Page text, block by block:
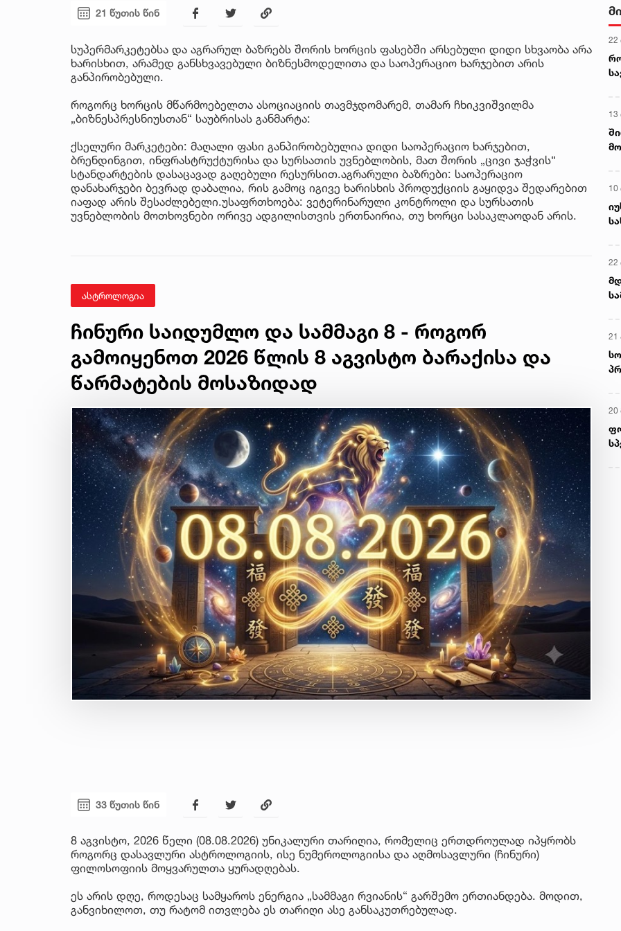
21 წუთის წინ
სუპერმარკეტებსა და აგრარულ ბაზრებს შორის ხორცის ფასებში არსებული დიდი სხვაობა არა
ხარისხით, არამედ განსხვავებული ბიზნესმოდელითა და საოპერაციო ხარჯებით არის
განპირობებული.
როგორც ხორცის მწარმოებელთა ასოციაციის თავმჯდომარემ, თამარ ჩხიკვიშვილმა
„ბიზნესპრესნიუსთან“ საუბრისას განმარტა:
ქსელური მარკეტები: მაღალი ფასი განპირობებულია დიდი საოპერაციო ხარჯებით,
ბრენდინგით, ინფრასტრუქტურისა და სურსათის უვნებლობის, მათ შორის „ცივი ჯაჭვის“
სტანდარტების დასაცავად გაღებული რესურსით.აგრარული ბაზრები: საოპერაციო
დანახარჯები ბევრად დაბალია, რის გამოც იგივე ხარისხის პროდუქციის გაყიდვა შედარებით
იაფად არის შესაძლებელი.უსაფრთხოება: ვეტერინარული კონტროლი და სურსათის
უვნებლობის მოთხოვნები ორივე ადგილისთვის ერთნაირია, თუ ხორცი სასაკლაოდან არის.
ასტროლოგია
ჩინური საიდუმლო და სამმაგი 8 - როგორ
გამოიყენოთ 2026 წლის 8 აგვისტო ბარაქისა და
წარმატების მოსაზიდად
33 წუთის წინ
8 აგვისტო, 2026 წელი (08.08.2026) უნიკალური თარიღია, რომელიც ერთდროულად იპყრობს
როგორც დასავლური ასტროლოგიის, ისე ნუმეროლოგიისა და აღმოსავლური (ჩინური)
ფილოსოფიის მოყვარულთა ყურადღებას.
ეს არის დღე, როდესაც სამყაროს ენერგია „სამმაგი რვიანის“ გარშემო ერთიანდება. მოდით,
განვიხილოთ, თუ რატომ ითვლება ეს თარიღი ასე განსაკუთრებულად.
4